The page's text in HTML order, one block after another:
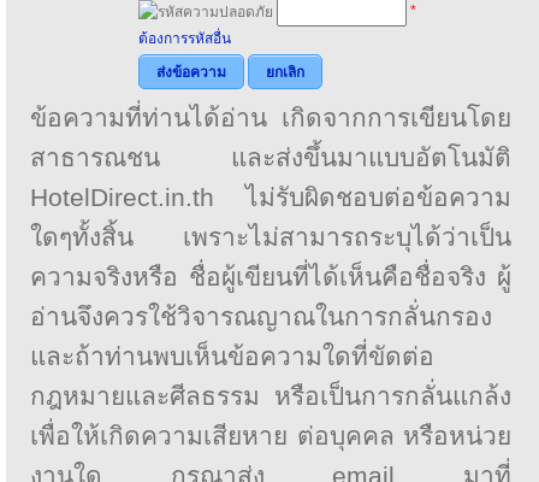
*
ต้องการรหัสอื่น
ส่งข้อความ
ยกเลิก
ข้อความที่ท่านได้อ่าน เกิดจากการเขียนโดย
สาธารณชน และส่งขึ้นมาแบบอัตโนมัติ
HotelDirect.in.th ไม่รับผิดชอบต่อข้อความ
ใดๆทั้งสิ้น เพราะไม่สามารถระบุได้ว่าเป็น
ความจริงหรือ ชื่อผู้เขียนที่ได้เห็นคือชื่อจริง ผู้
อ่านจึงควรใช้วิจารณญาณในการกลั่นกรอง
และถ้าท่านพบเห็นข้อความใดที่ขัดต่อ
กฎหมายและศีลธรรม หรือเป็นการกลั่นแกล้ง
เพื่อให้เกิดความเสียหาย ต่อบุคคล หรือหน่วย
งานใด กรุณาส่ง email มาที่